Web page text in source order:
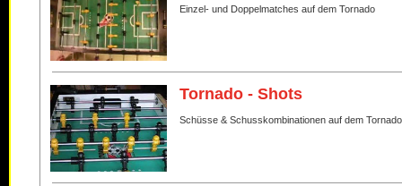
Einzel- und Doppelmatches auf dem Tornado
Tornado - Shots
Schüsse & Schusskombinationen auf dem